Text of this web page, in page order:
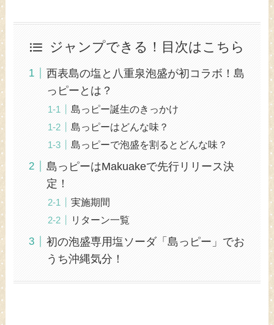
ジャンプできる！目次はこちら
西表島の塩と八重泉泡盛が初コラボ！島
っピーとは？
島っピー誕生のきっかけ
島っピーはどんな味？
島っピーで泡盛を割るとどんな味？
島っピーはMakuakeで先行リリース決
定！
実施期間
リターン一覧
初の泡盛専用塩ソーダ「島っピー」でお
うち沖縄気分！